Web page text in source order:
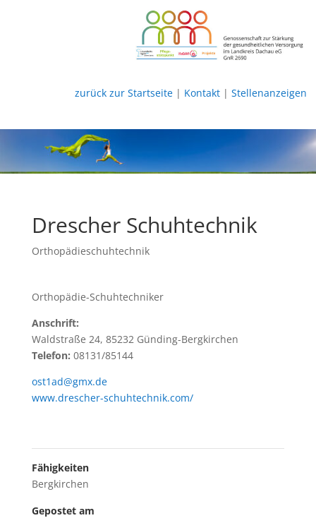
zurück zur Startseite| Kontakt| Stellenanzeigen
Drescher Schuhtechnik
Orthopädieschuhtechnik
Orthopädie-Schuhtechniker
Anschrift:
Waldstraße 24, 85232 Günding-Bergkirchen
Telefon: 08131/85144
ost1ad@gmx.de
www.drescher-schuhtechnik.com/
Fähigkeiten
Bergkirchen
Gepostet am